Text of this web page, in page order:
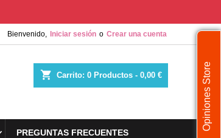
Bienvenido, Iniciar sesión o Crear una cuenta
shopping_cart Carrito: 0 Productos - 0,00 €
PREGUNTAS FRECUENTES
Opiniones Store